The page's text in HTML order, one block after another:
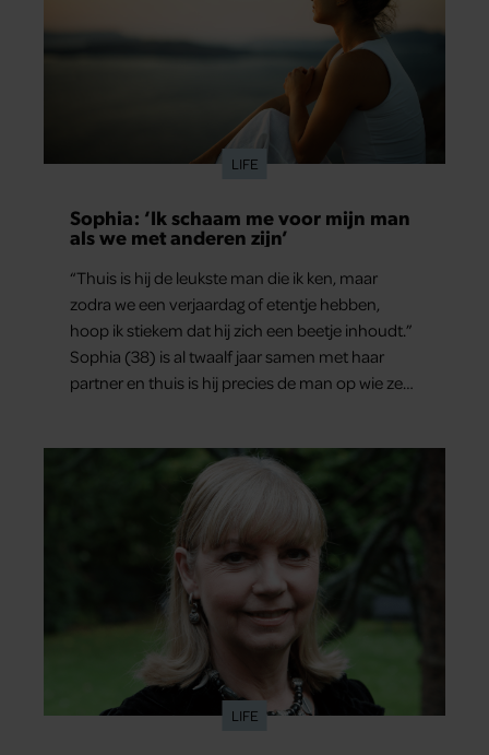
LIFE
Sophia: ‘Ik schaam me voor mijn man
als we met anderen zijn’
“Thuis is hij de leukste man die ik ken, maar
zodra we een verjaardag of etentje hebben,
hoop ik stiekem dat hij zich een beetje inhoudt.”
Sophia (38) is al twaalf jaar samen met haar
partner en thuis is hij precies de man op wie ze
ze samen onder de mensen zijn.
LIFE